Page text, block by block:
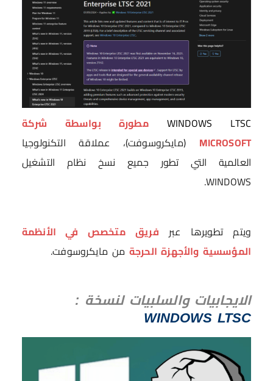
WINDOWS LTSC مطورة بواسطة شركة
MICROSOFT (مايكروسوفت)، عملاقة التكنولوجيا
العالمية التي تطور جميع نسخ نظام التشغيل
WINDOWS.
ويتم تطويرها عبر فريق متخصص في الأنظمة
المؤسسية والأجهزة الحرجة من مايكروسوفت.
الايجابيات والسلبيات لنسخة :
WINDOWS LTSC